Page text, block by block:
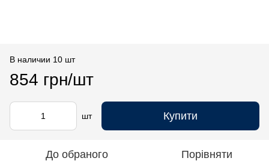
В наличии 10 шт
854 грн/шт
шт Купити
До обраного Порівняти